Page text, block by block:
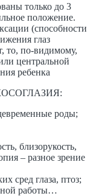
только до 3
положение.
(способности
глаз
то, по-видимому,
центральной
ребенка
роды;
близорукость,
– разное зрение
сред глаза, птоз;
работы…